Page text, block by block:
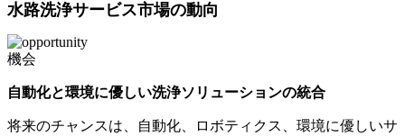
水路洗浄サービス市場の動向
機会
自動化と環境に優しい洗浄ソリューションの統合
将来のチャンスは、自動化、ロボティクス、環境に優しいサ